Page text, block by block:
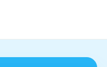
Hochschule